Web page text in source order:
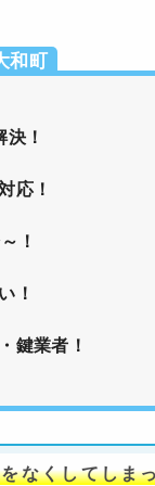
和町
！
応！
！
！
鍵業者！
なくしてしま